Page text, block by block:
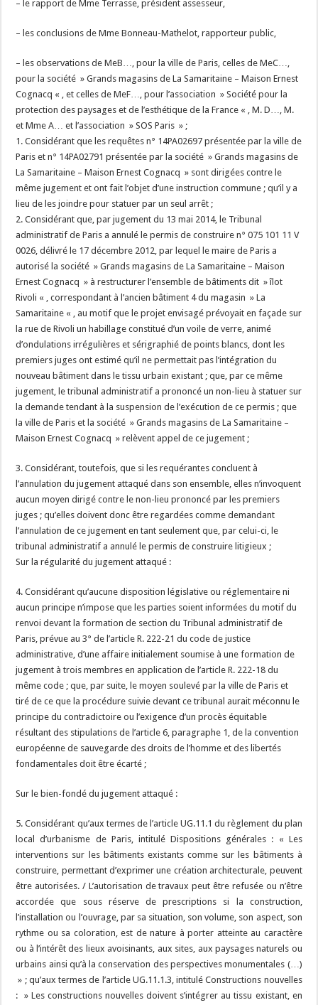
– le rapport de Mme Terrasse, président assesseur,
– les conclusions de Mme Bonneau-Mathelot, rapporteur public,
– les observations de MeB…, pour la ville de Paris, celles de MeC…,
pour la société » Grands magasins de La Samaritaine – Maison Ernest
Cognacq « , et celles de MeF…, pour l’association » Société pour la
protection des paysages et de l’esthétique de la France « , M. D…, M.
et Mme A… et l’association » SOS Paris » ;
1. Considérant que les requêtes n° 14PA02697 présentée par la ville de
Paris et n° 14PA02791 présentée par la société » Grands magasins de
La Samaritaine – Maison Ernest Cognacq » sont dirigées contre le
même jugement et ont fait l’objet d’une instruction commune ; qu’il y a
lieu de les joindre pour statuer par un seul arrêt ;
2. Considérant que, par jugement du 13 mai 2014, le Tribunal
administratif de Paris a annulé le permis de construire n° 075 101 11 V
0026, délivré le 17 décembre 2012, par lequel le maire de Paris a
autorisé la société » Grands magasins de La Samaritaine – Maison
Ernest Cognacq » à restructurer l’ensemble de bâtiments dit » îlot
Rivoli « , correspondant à l’ancien bâtiment 4 du magasin » La
Samaritaine « , au motif que le projet envisagé prévoyait en façade sur
la rue de Rivoli un habillage constitué d’un voile de verre, animé
d’ondulations irrégulières et sérigraphié de points blancs, dont les
premiers juges ont estimé qu’il ne permettait pas l’intégration du
nouveau bâtiment dans le tissu urbain existant ; que, par ce même
jugement, le tribunal administratif a prononcé un non-lieu à statuer sur
la demande tendant à la suspension de l’exécution de ce permis ; que
la ville de Paris et la société » Grands magasins de La Samaritaine –
Maison Ernest Cognacq » relèvent appel de ce jugement ;
3. Considérant, toutefois, que si les requérantes concluent à
l’annulation du jugement attaqué dans son ensemble, elles n’invoquent
aucun moyen dirigé contre le non-lieu prononcé par les premiers
juges ; qu’elles doivent donc être regardées comme demandant
l’annulation de ce jugement en tant seulement que, par celui-ci, le
tribunal administratif a annulé le permis de construire litigieux ;
Sur la régularité du jugement attaqué :
4. Considérant qu’aucune disposition législative ou réglementaire ni
aucun principe n’impose que les parties soient informées du motif du
renvoi devant la formation de section du Tribunal administratif de
Paris, prévue au 3° de l’article R. 222-21 du code de justice
administrative, d’une affaire initialement soumise à une formation de
jugement à trois membres en application de l’article R. 222-18 du
même code ; que, par suite, le moyen soulevé par la ville de Paris et
tiré de ce que la procédure suivie devant ce tribunal aurait méconnu le
principe du contradictoire ou l’exigence d’un procès équitable
résultant des stipulations de l’article 6, paragraphe 1, de la convention
européenne de sauvegarde des droits de l’homme et des libertés
fondamentales doit être écarté ;
Sur le bien-fondé du jugement attaqué :
5. Considérant qu’aux termes de l’article UG.11.1 du règlement du plan
local d’urbanisme de Paris, intitulé Dispositions générales : « Les
interventions sur les bâtiments existants comme sur les bâtiments à
construire, permettant d’exprimer une création architecturale, peuvent
être autorisées. / L’autorisation de travaux peut être refusée ou n’être
accordée que sous réserve de prescriptions si la construction,
l’installation ou l’ouvrage, par sa situation, son volume, son aspect, son
rythme ou sa coloration, est de nature à porter atteinte au caractère
ou à l’intérêt des lieux avoisinants, aux sites, aux paysages naturels ou
urbains ainsi qu’à la conservation des perspectives monumentales (…)
» ; qu’aux termes de l’article UG.11.1.3, intitulé Constructions nouvelles
: » Les constructions nouvelles doivent s’intégrer au tissu existant, en